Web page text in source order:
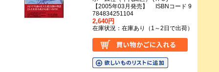
【2005年03月発売】 ISBNコード 9
784834251104
2,640円
在庫状況：在庫あり（1～2日で出荷）